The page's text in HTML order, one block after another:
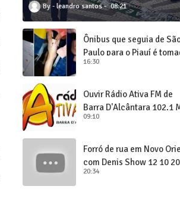
leandro santos 08:21
Ônibus que seguia de
Paulo para o Piauí é
de assalto
16:30
Ouvir Rádio Ativa FM de
Barra D'Alcântara 102,1
09:10
Forró de rua em Novo
com Denis Show 12 10
20:34